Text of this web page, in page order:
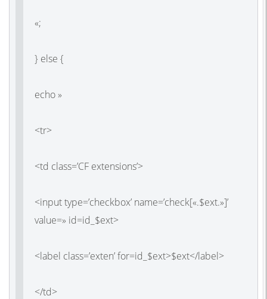
«;
} else {
echo »
<tr>
<td class=’CF extensions’>
<input type=’checkbox’ name=’check[«.$ext.»]’
value=» id=id_$ext>
<label class=’exten’ for=id_$ext>$ext</label>
</td>